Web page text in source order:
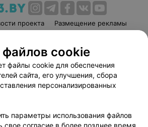
проекта
Размещение рекламы
соглашение
Способы оплаты
Партнеры
руководителю 103.by
персональных данных
cookie
файлы cookie для обеспечения
сайта, его улучшения, сбора
персонализированных
параметры использования файлов
свое согласие в более позднее время.